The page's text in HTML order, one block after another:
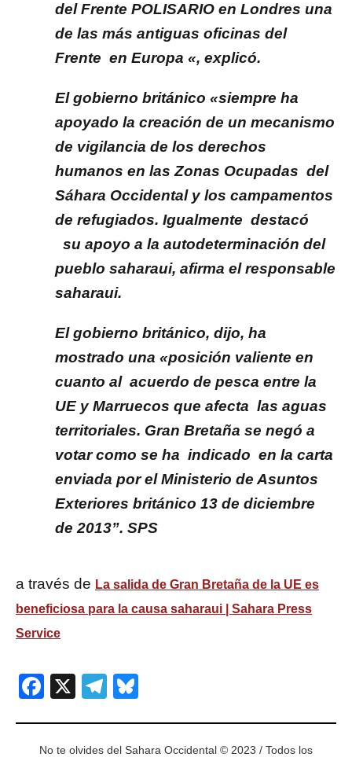
del Frente POLISARIO en Londres una
de las más antiguas oficinas del
Frente en Europa «, explicó.
El gobierno británico «siempre ha
apoyado la creación de un mecanismo
de vigilancia de los derechos
humanos en las Zonas Ocupadas del
Sáhara Occidental y los campamentos
de refugiados. Igualmente destacó
su apoyo a la autodeterminación del
pueblo saharaui, afirma el responsable
saharaui.
El gobierno británico, dijo, ha
mostrado una «posición valiente en
cuanto al acuerdo de pesca entre la
UE y Marruecos que afecta las aguas
territoriales. Gran Bretaña se negó a
votar como se ha indicado en la carta
enviada por el Ministerio de Asuntos
Exteriores británico 13 de diciembre
de 2013”. SPS
a través de La salida de Gran Bretaña de la UE es
beneficiosa para la causa saharaui | Sahara Press
Service
Facebook
X Telegram
No te olvides del Sahara Occidental © 2023 / Todos los